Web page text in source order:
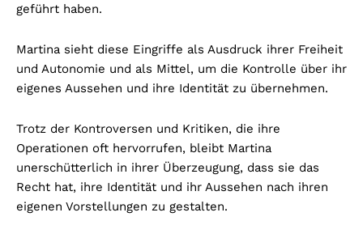
geführt haben.
Martina sieht diese Eingriffe als Ausdruck ihrer Freiheit
und Autonomie und als Mittel, um die Kontrolle über ihr
eigenes Aussehen und ihre Identität zu übernehmen.
Trotz der Kontroversen und Kritiken, die ihre
Operationen oft hervorrufen, bleibt Martina
unerschütterlich in ihrer Überzeugung, dass sie das
Recht hat, ihre Identität und ihr Aussehen nach ihren
eigenen Vorstellungen zu gestalten.